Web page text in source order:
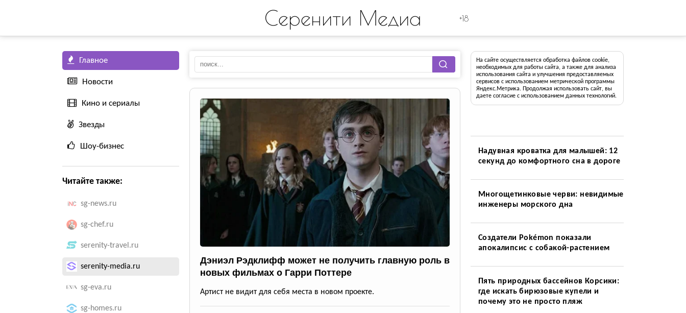
Серенити Медиа +18
Главное
Новости
Кино и сериалы
Звезды
Шоу-бизнес
Читайте также:
sg-news.ru
sg-chef.ru
serenity-travel.ru
serenity-media.ru
sg-eva.ru
sg-homes.ru
Дэниэл Рэдклифф может не получить главную роль в
новых фильмах о Гарри Поттере
Артист не видит для себя места в новом проекте.
На сайте осуществляется обработка файлов cookie,
необходимых для работы сайта, а также для анализа
использования сайта и улучшения предоставляемых
сервисов с использованием метрической программы
Яндекс.Метрика. Продолжая использовать сайт, вы
даете согласие с использованием данных технологий.
Надувная кроватка для малышей: 12
секунд до комфортного сна в дороге
Многощетинковые черви: невидимые
инженеры морского дна
Создатели Pokémon показали
апокалипсис с собакой-растением
Пять природных бассейнов Корсики:
где искать бирюзовые купели и
почему это не просто пляж